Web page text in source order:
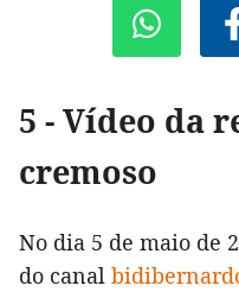
5 - Vídeo da
cremoso
No dia 5 de maio de
do canal